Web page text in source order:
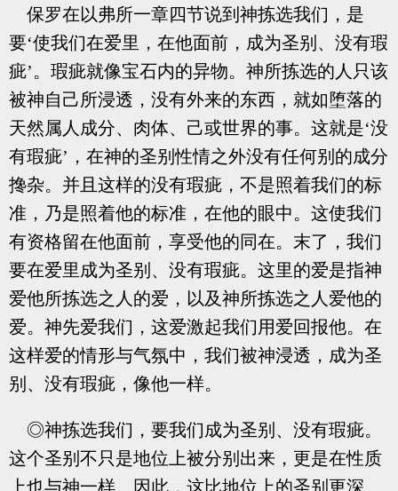
保罗在以弗所一章四节说到神拣选我们，是
要‘使我们在爱里，在他面前，成为圣别、没有瑕
疵’。瑕疵就像宝石内的异物。神所拣选的人只该
被神自己所浸透，没有外来的东西，就如堕落的
天然属人成分、肉体、己或世界的事。这就是‘没
有瑕疵’，在神的圣别性情之外没有任何别的成分
搀杂。并且这样的没有瑕疵，不是照着我们的标
准，乃是照着他的标准，在他的眼中。这使我们
有资格留在他面前，享受他的同在。末了，我们
要在爱里成为圣别、没有瑕疵。这里的爱是指神
爱他所拣选之人的爱，以及神所拣选之人爱他的
爱。神先爱我们，这爱激起我们用爱回报他。在
这样爱的情形与气氛中，我们被神浸透，成为圣
别、没有瑕疵，像他一样。
◎神拣选我们，要我们成为圣别、没有瑕疵。
这个圣别不只是地位上被分别出来，更是在性质
上也与神一样。因此，这比地位上的圣别更深、